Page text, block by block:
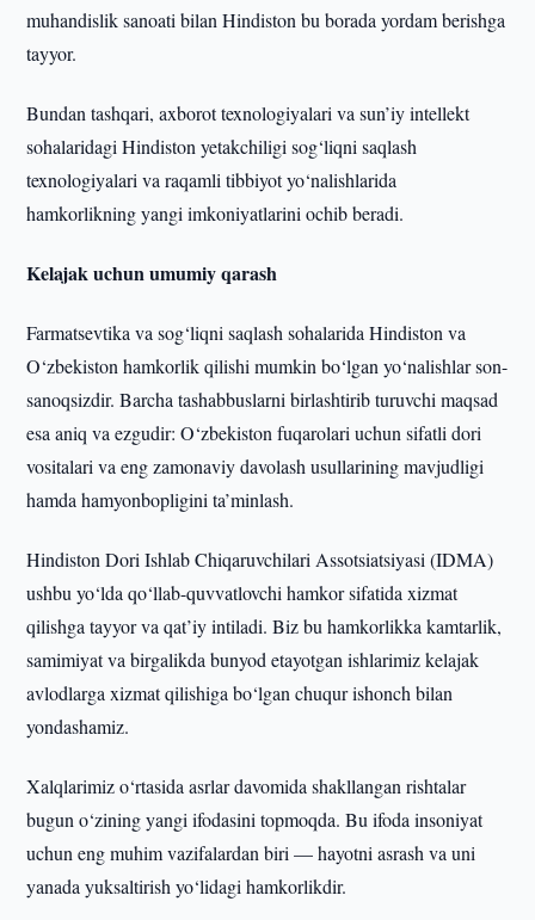
muhandislik sanoati bilan Hindiston bu borada yordam berishga
tayyor.
Bundan tashqari, axborot texnologiyalari va sun’iy intellekt
sohalaridagi Hindiston yetakchiligi sog‘liqni saqlash
texnologiyalari va raqamli tibbiyot yo‘nalishlarida
hamkorlikning yangi imkoniyatlarini ochib beradi.
Kelajak uchun umumiy qarash
Farmatsevtika va sog‘liqni saqlash sohalarida Hindiston va
O‘zbekiston hamkorlik qilishi mumkin bo‘lgan yo‘nalishlar son-
sanoqsizdir. Barcha tashabbuslarni birlashtirib turuvchi maqsad
esa aniq va ezgudir: O‘zbekiston fuqarolari uchun sifatli dori
vositalari va eng zamonaviy davolash usullarining mavjudligi
hamda hamyonbopligini ta’minlash.
Hindiston Dori Ishlab Chiqaruvchilari Assotsiatsiyasi (IDMA)
ushbu yo‘lda qo‘llab-quvvatlovchi hamkor sifatida xizmat
qilishga tayyor va qat’iy intiladi. Biz bu hamkorlikka kamtarlik,
samimiyat va birgalikda bunyod etayotgan ishlarimiz kelajak
avlodlarga xizmat qilishiga bo‘lgan chuqur ishonch bilan
yondashamiz.
Xalqlarimiz o‘rtasida asrlar davomida shakllangan rishtalar
bugun o‘zining yangi ifodasini topmoqda. Bu ifoda insoniyat
uchun eng muhim vazifalardan biri — hayotni asrash va uni
yanada yuksaltirish yo‘lidagi hamkorlikdir.